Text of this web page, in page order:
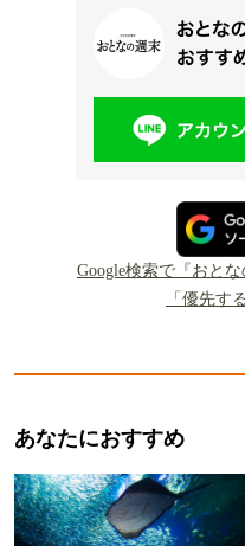
Google検索で『おと
「優先す
あなたにおすすめ